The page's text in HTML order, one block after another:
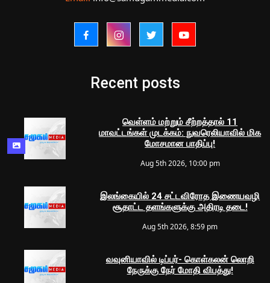
Recent posts
வெள்ளம் மற்றும் சீற்றத்தால் 11
மாவட்டங்கள் முடக்கம்: நுவரெலியாவில் மிக
மோசமான பாதிப்பு!
Aug 5th 2026, 10:00 pm
இலங்கையில் 24 சட்டவிரோத இணையவழி
சூதாட்ட தளங்களுக்கு அதிரடி தடை!
Aug 5th 2026, 8:59 pm
வவுனியாவில் டிப்பர்- கொள்கலன் லொறி
நேருக்கு நேர் மோதி விபத்து!